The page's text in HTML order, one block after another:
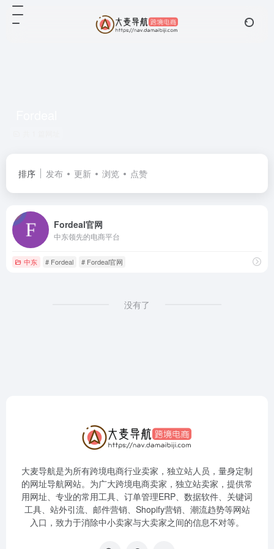
排序 发布 更新 浏览 点赞
Fordeal官网
中东领先的电商平台
中东 # Fordeal # Fordeal官网
没有了
大麦导航是为所有跨境电商行业卖家，独立站人员，量身定制
的网址导航网站。为广大跨境电商卖家，独立站卖家，提供常
用网址、专业的常用工具、订单管理ERP、数据软件、关键词
工具、站外引流、邮件营销、Shopify营销、潮流趋势等网站
入口，致力于消除中小卖家与大卖家之间的信息不对等。